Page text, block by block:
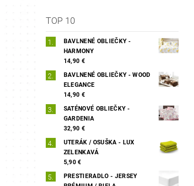
TOP 10
BAVLNENÉ OBLIEČKY -
HARMONY
14,90 €
BAVLNENÉ OBLIEČKY - WOOD
ELEGANCE
14,90 €
SATÉNOVÉ OBLIEČKY -
GARDENIA
32,90 €
UTERÁK / OSUŠKA - LUX
ZELENKAVÁ
5,90 €
PRESTIERADLO - JERSEY